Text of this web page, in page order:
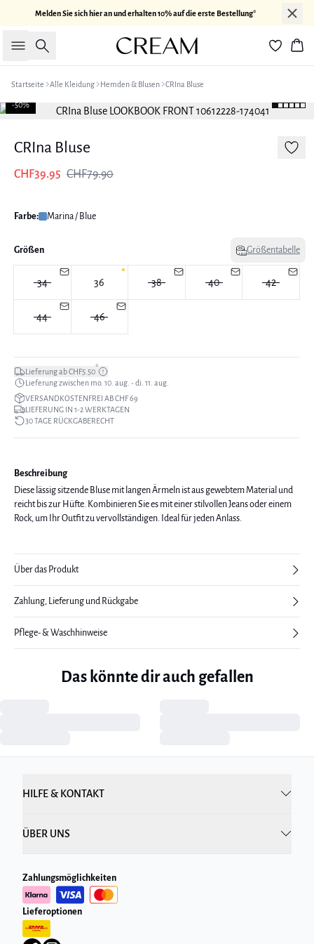
Melden Sie sich hier an und erhalten 10% auf die erste Bestellung*
Suche
Startseite Alle Kleidung Hemden & Blusen CRIna Bluse
-50%
CRIna Bluse
CHF39.95 CHF79.90
Farbe: Marina / Blue
Größen Größentabelle
34 36 38 40 42
44 46
Lieferung ab CHF5.50*
Lieferung zwischen mo. 10. aug. - di. 11. aug.
VERSANDKOSTENFREI AB CHF 69
LIEFERUNG IN 1-2 WERKTAGEN
30 TAGE RÜCKGABERECHT
Beschreibung
Diese lässig sitzende Bluse mit langen Ärmeln ist aus gewebtem Material und
reicht bis zur Hüfte. Kombinieren Sie es mit einer stilvollen Jeans oder einem
Rock, um Ihr Outfit zu vervollständigen. Ideal für jeden Anlass.
Über das Produkt
Zahlung, Lieferung und Rückgabe
Pflege- & Waschhinweise
Das könnte dir auch gefallen
HILFE & KONTAKT
ÜBER UNS
Zahlungsmöglichkeiten
Lieferoptionen